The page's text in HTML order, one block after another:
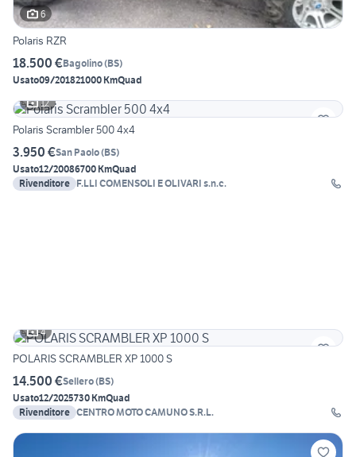
6
Polaris RZR
18.500 €Bagolino(BS)
Usato09/201821000 KmQuad
12
Polaris Scrambler 500 4x4
3.950 €San Paolo(BS)
Usato12/20086700 KmQuad
Rivenditore F.LLI COMENSOLI E OLIVARI s.n.c.
4
POLARIS SCRAMBLER XP 1000 S
14.500 €Sellero(BS)
Usato12/2025730 KmQuad
Rivenditore CENTRO MOTO CAMUNO S.R.L.